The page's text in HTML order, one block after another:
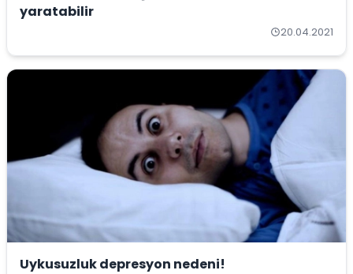
yaratabilir
20.04.2021
Uykusuzluk depresyon nedeni!